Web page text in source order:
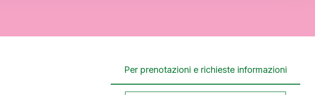
Per prenotazioni e richieste informazioni